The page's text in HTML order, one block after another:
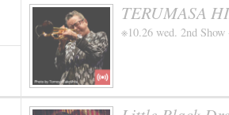
TERUMASA
※10.26 wed. 2nd